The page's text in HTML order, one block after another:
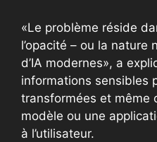
«Le problème réside
l’opacité – ou la nature
d’IA modernes», a
informations sensibles
transformées et même
modèle ou une
à l’utilisateur.